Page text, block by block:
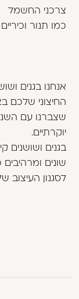
צרכני החשמל
כמו תנור
אנחנו בגנים
החיצוני שלכם
שצברנו עם
יוקרתיים.
בגנים ושושנים
שונים
לסגנון העיצוב